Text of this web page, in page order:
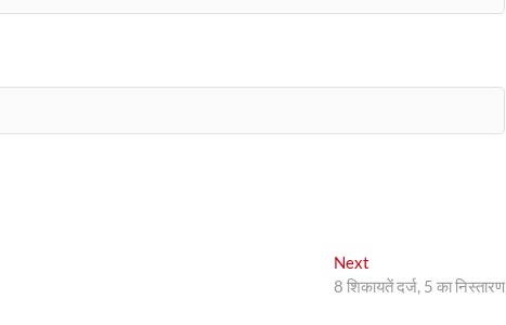
Next
post:
8 शिकायतें दर्ज, 5 का निस्तारण